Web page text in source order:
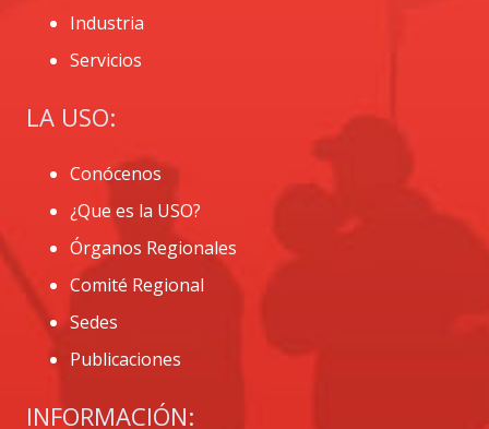
Industria
Servicios
LA USO:
Conócenos
¿Que es la USO?
Órganos Regionales
Comité Regional
Sedes
Publicaciones
INFORMACIÓN: